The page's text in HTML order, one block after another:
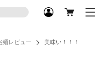
麺レビュー 美味い！！！